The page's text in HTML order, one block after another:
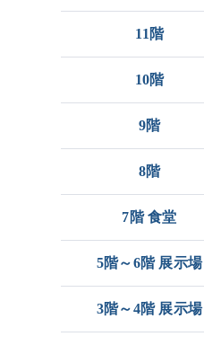
11階
10階
9階
8階
7階 食堂
5階～6階 展示場
3階～4階 展示場